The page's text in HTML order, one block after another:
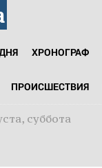
ХРОНОГРАФ
ПРОИСШЕСТВИЯ
суббота